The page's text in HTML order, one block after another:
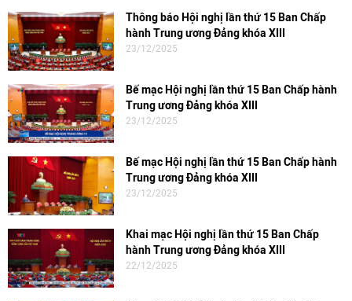
Thông báo Hội nghị lần thứ 15 Ban Chấp
hành Trung ương Đảng khóa XIII
23/12/2025
Bế mạc Hội nghị lần thứ 15 Ban Chấp hành
Trung ương Đảng khóa XIII
23/12/2025
Bế mạc Hội nghị lần thứ 15 Ban Chấp hành
Trung ương Đảng khóa XIII
23/12/2025
Khai mạc Hội nghị lần thứ 15 Ban Chấp
hành Trung ương Đảng khóa XIII
22/12/2025